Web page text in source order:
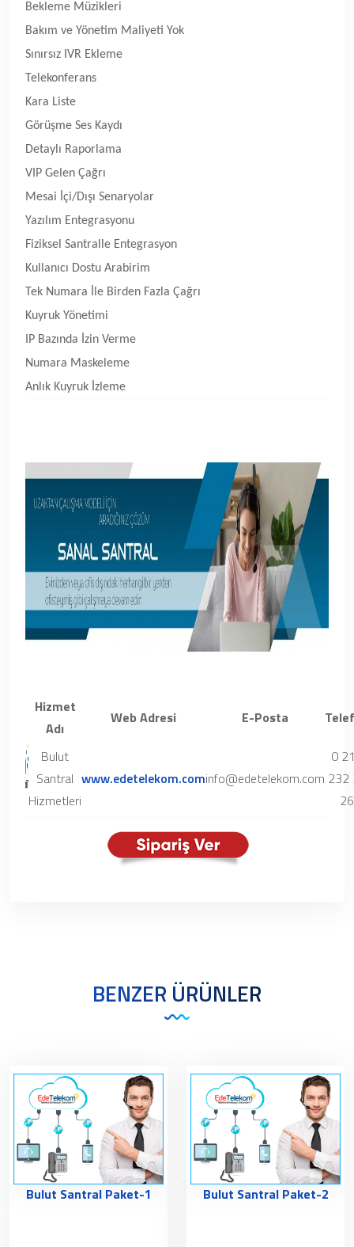
Bekleme Müzikleri
Bakım ve Yönetim Maliyeti Yok
Sınırsız IVR Ekleme
Telekonferans
Kara Liste
Görüşme Ses Kaydı
Detaylı Raporlama
VIP Gelen Çağrı
Mesai İçi/Dışı Senaryolar
Yazılım Entegrasyonu
Fiziksel Santralle Entegrasyon
Kullanıcı Dostu Arabirim
Tek Numara İle Birden Fazla Çağrı
Kuyruk Yönetimi
IP Bazında İzin Verme
Numara Maskeleme
Anlık Kuyruk İzleme
Hizmet
Adı
Web Adresi E-Posta
Bulut
Santral
Hizmetleri
www.edetelekom.cominfo@edetelekom.com
0
232
26
BENZER ÜRÜNLER
Bulut Santral Paket-1 Bulut Santral Paket-2